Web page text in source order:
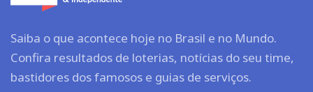
Saiba o que acontece hoje no Brasil e no Mundo.
Confira resultados de loterias, notícias do seu time,
bastidores dos famosos e guias de serviços.